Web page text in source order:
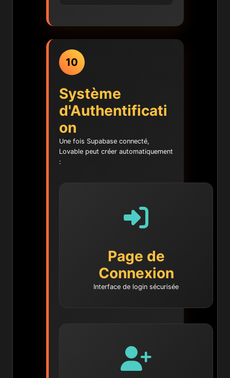
10
Système
d'Authentificati
on
Une fois Supabase connecté,
Lovable peut créer automatiquement
:
Page de
Connexion
Interface de login sécurisée